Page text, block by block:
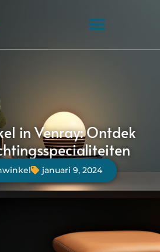
in Venray: Ontdek
januari 9, 2024